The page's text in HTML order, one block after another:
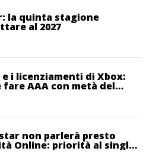
la quinta stagione
al 2027
i licenziamenti di Xbox:
fare AAA con metà del
non parlerà presto
Online: priorità al single-